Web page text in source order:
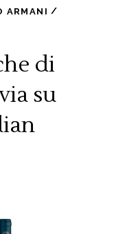
ARMANI
di
su